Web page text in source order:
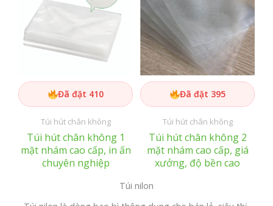
Đã đặt 410
Túi hút chân không
Túi hút chân không 1
mặt nhám cao cấp, in ấn
chuyên nghiệp
Đã đặt 395
Túi hút chân không
Túi hút chân không 2
mặt nhám cao cấp, giá
xưởng, độ bền cao
Túi nilon